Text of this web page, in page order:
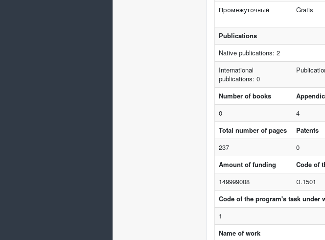
Промежуточный
Gratis
Publications
Native publications: 2
International
publications: 0
Number of books
0
4
Total number of pages
Patents
237
0
Amount of funding
Code of
149999008
О.1501
Code of the program's task under
1
Name of work